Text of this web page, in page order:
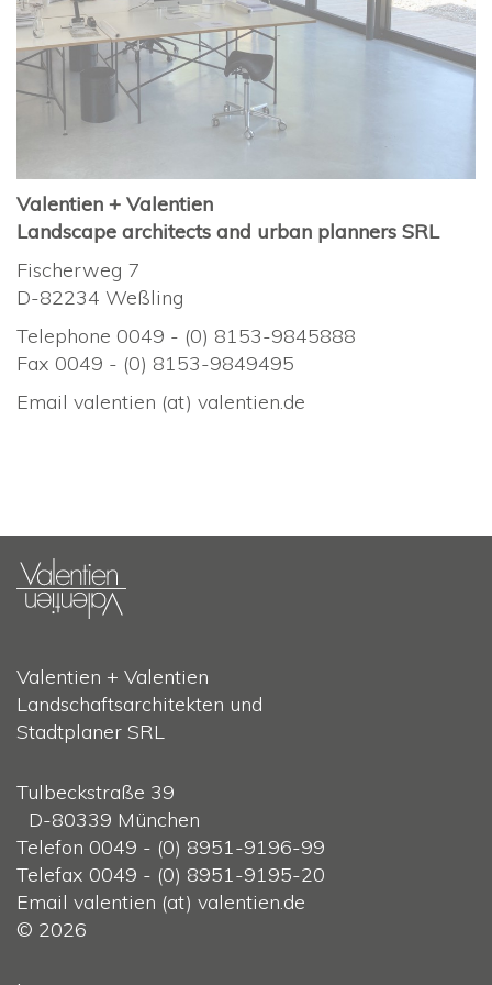
Valentien + Valentien
Landscape architects and urban planners SRL
Fischerweg 7
D-82234 Weßling
Telephone 0049 - (0) 8153-9845888
Fax 0049 - (0) 8153-9849495
Email valentien (at) valentien.de
Valentien + Valentien
Landschaftsarchitekten und
Stadtplaner SRL
Tulbeckstraße 39
D-80339 München
Telefon 0049 - (0) 8951-9196-99
Telefax 0049 - (0) 8951-9195-20
Email valentien (at) valentien.de
© 2026